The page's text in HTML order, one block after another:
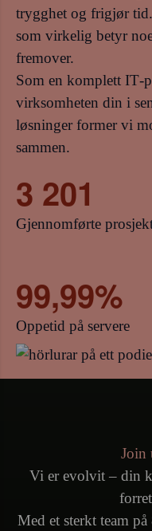
trygghet og frigjør
som virkelig betyr
fremover.
Som en komplett
virksomheten din i
løsninger former vi
sammen.
3 201
Gjennomførte
99,99%
Oppetid på servere
Join
Vi er evolvit – din
Med et sterkt team